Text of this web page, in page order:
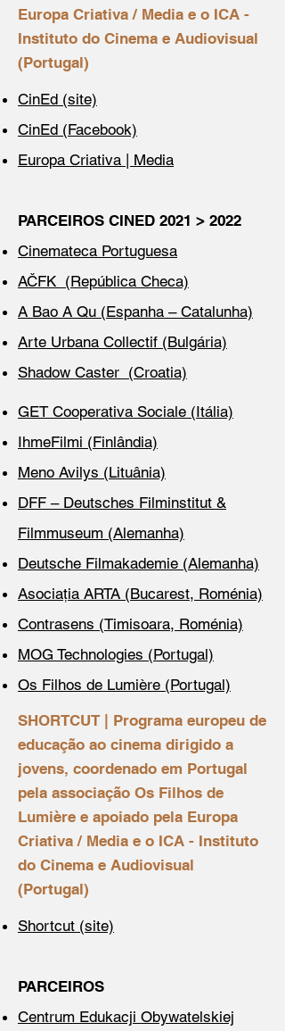
Europa Criativa / Media e o ICA -
Instituto do Cinema e Audiovisual
(Portugal)
CinEd (site)
CinEd (Facebook)
Europa Criativa | Media
PARCEIROS CINED 2021 > 2022
Cinemateca Portuguesa
AČFK (República Checa)
A Bao A Qu (Espanha – Catalunha)
Arte Urbana Collectif (Bulgária)
Shadow Caster (Croatia)
GET Cooperativa Sociale (Itália)
IhmeFilmi (Finlândia)
Meno Avilys (Lituânia)
DFF – Deutsches Filminstitut &
Filmmuseum (Alemanha)
Deutsche Filmakademie (Alemanha)
Asociația ARTA (Bucarest, Roménia)
Contrasens (Timisoara, Roménia)
MOG Technologies (Portugal)
Os Filhos de Lumière (Portugal)
SHORTCUT | Programa europeu de
educação ao cinema dirigido a
jovens, coordenado em Portugal
pela associação Os Filhos de
Lumière e apoiado pela Europa
Criativa / Media e o ICA - Instituto
do Cinema e Audiovisual
(Portugal)
Shortcut (site)
PARCEIROS
Centrum Edukacji Obywatelskiej